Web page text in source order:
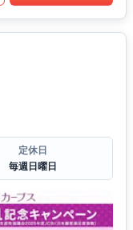
定休日
毎週日曜日